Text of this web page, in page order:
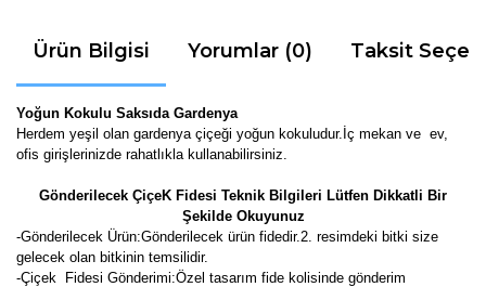
Ürün Bilgisi Yorumlar (0) Taksit
Yoğun Kokulu Saksıda Gardenya
Herdem yeşil olan gardenya çiçeği yoğun kokuludur.İç mekan ve ev,
ofis girişlerinizde rahatlıkla kullanabilirsiniz.
Gönderilecek ÇiçeK Fidesi Teknik Bilgileri Lütfen Dikkatli Bir
Şekilde Okuyunuz
-Gönderilecek Ürün:Gönderilecek ürün fidedir.2. resimdeki bitki size
gelecek olan bitkinin temsilidir.
-Çiçek Fidesi Gönderimi:Özel tasarım fide kolisinde gönderim